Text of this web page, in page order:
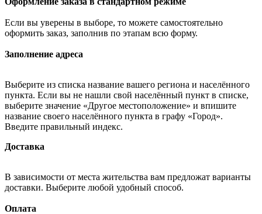
Если вы уверены в выборе, то можете самостоятельно
оформить заказ, заполнив по этапам всю форму.
Заполнение адреса
Выберите из списка название вашего региона и населённого
пункта. Если вы не нашли свой населённый пункт в списке,
выберите значение «Другое местоположение» и впишите
название своего населённого пункта в графу «Город».
Введите правильный индекс.
Доставка
В зависимости от места жительства вам предложат варианты
доставки. Выберите любой удобный способ.
Оплата